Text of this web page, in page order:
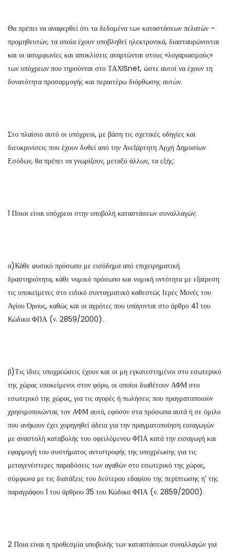
Θα πρέπει να αναφερθεί ότι τα δεδομένα των καταστάσεων πελατών –
προμηθευτών, τα οποία έχουν υποβληθεί ηλεκτρονικά, διασταυρώνονται
και οι ασυμφωνίες και αποκλίσεις αναρτώνται στους «λογαριασμούς»
των υπόχρεων που τηρούνται στο ΤΑΧISnet, ώστε αυτοί να έχουν τη
δυνατότητα προσαρμογής και περαιτέρω διόρθωσης αυτών.
Στο πλαίσιο αυτό οι υπόχρεοι, με βάση τις σχετικές οδηγίες και
διευκρινίσεις που έχουν δοθεί από την Ανεξάρτητη Αρχή Δημοσίων
Εσόδων, θα πρέπει να γνωρίζουν, μεταξύ άλλων, τα εξής:
1 Ποιοι είναι υπόχρεοι στην υποβολή καταστάσεων συναλλαγών;
α)Κάθε φυσικό πρόσωπο με εισόδημα από επιχειρηματική
δραστηριότητα, κάθε νομικό πρόσωπο και νομική οντότητα με εξαίρεση
τις υποκείμενες στο ειδικό συνταγματικό καθεστώς Ιερές Μονές του
Αγίου Όρους, καθώς και οι αγρότες που υπάγονται στο άρθρο 41 του
Κώδικα ΦΠΑ (ν. 2859/2000).
β)Τις ίδιες υποχρεώσεις έχουν και οι μη εγκατεστημένοι στο εσωτερικό
της χώρας υποκείμενοι στον φόρο, οι οποίοι διαθέτουν ΑΦΜ στο
εσωτερικό της χώρας, για τις αγορές ή πωλήσεις που πραγματοποιούν
χρησιμοποιώντας τον ΑΦΜ αυτό, εφόσον στα πρόσωπα αυτά ή σε όμιλο
που ανήκουν έχει χορηγηθεί άδεια για την πραγματοποίηση εισαγωγών
με αναστολή καταβολής του οφειλόμενου ΦΠΑ κατά την εισαγωγή και
εφαρμογή του συστήματος αντιστροφής της υποχρέωσης για τις
μεταγενέστερες παραδόσεις των αγαθών στο εσωτερικό της χώρας,
σύμφωνα με τις διατάξεις του δεύτερου εδαφίου της περίπτωσης η’ της
παραγράφου 1 του άρθρου 35 του Κώδικα ΦΠΑ (ν. 2859/2000).
2 Ποια είναι η προθεσμία υποβολής των καταστάσεων συναλλαγών για